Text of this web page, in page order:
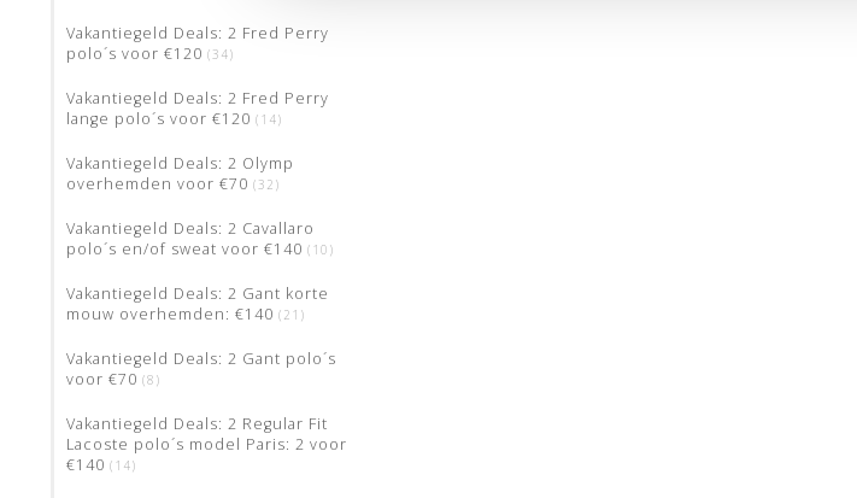
Vakantiegeld Deals: 2 Fred Perry
polo´s voor €120 (34)
Vakantiegeld Deals: 2 Fred Perry
lange polo´s voor €120 (14)
Vakantiegeld Deals: 2 Olymp
overhemden voor €70 (32)
Vakantiegeld Deals: 2 Cavallaro
polo´s en/of sweat voor €140 (10)
Vakantiegeld Deals: 2 Gant korte
mouw overhemden: €140 (21)
Vakantiegeld Deals: 2 Gant polo´s
voor €70 (8)
Vakantiegeld Deals: 2 Regular Fit
Lacoste polo´s model Paris: 2 voor
€140 (14)